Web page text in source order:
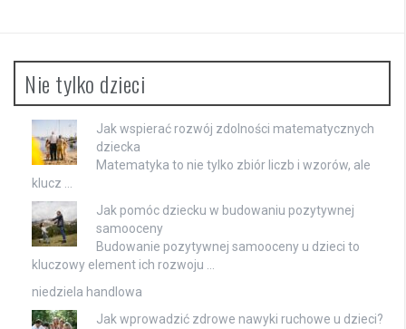
Nie tylko dzieci
Jak wspierać rozwój zdolności matematycznych
dziecka
Matematyka to nie tylko zbiór liczb i wzorów, ale
klucz …
Jak pomóc dziecku w budowaniu pozytywnej
samooceny
Budowanie pozytywnej samooceny u dzieci to
kluczowy element ich rozwoju …
niedziela handlowa
Jak wprowadzić zdrowe nawyki ruchowe u dzieci?